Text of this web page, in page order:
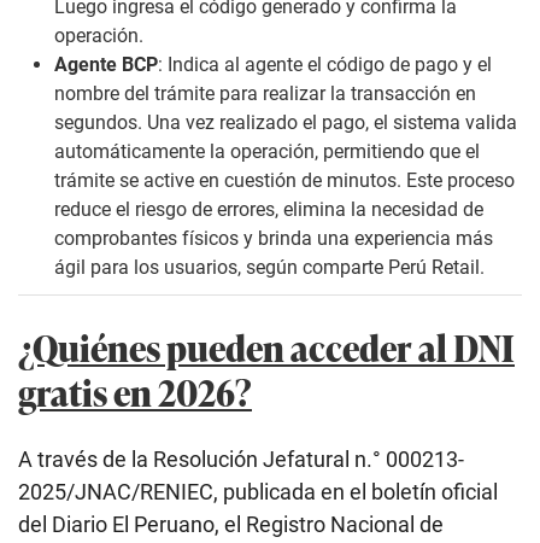
Luego ingresa el código generado y confirma la
operación.
Agente BCP: Indica al agente el código de pago y el
nombre del trámite para realizar la transacción en
segundos. Una vez realizado el pago, el sistema valida
automáticamente la operación, permitiendo que el
trámite se active en cuestión de minutos. Este proceso
reduce el riesgo de errores, elimina la necesidad de
comprobantes físicos y brinda una experiencia más
ágil para los usuarios, según comparte Perú Retail.
¿Quiénes pueden acceder al DNI
gratis en 2026?
A través de la Resolución Jefatural n.° 000213-
2025/JNAC/RENIEC, publicada en el boletín oficial
del Diario El Peruano, el Registro Nacional de